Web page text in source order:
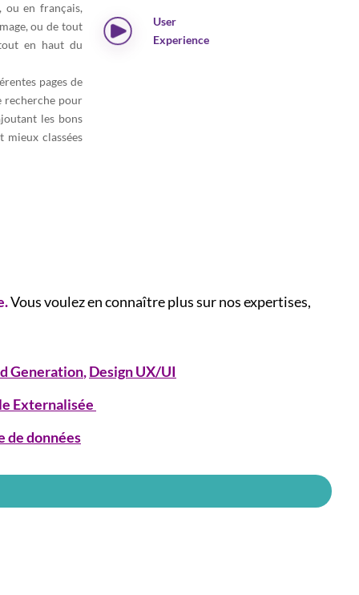
ou en français,
ou de tout
en haut du
pages de
recherche pour
les bons
mieux classées
User
Experience
Vous voulez en connaître plus sur nos expertises,
Generation,Design UX/UI
Externalisée
de données